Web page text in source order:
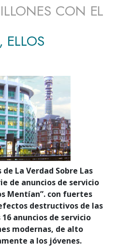
CON EL
ELLOS
La Verdad Sobre Las
de anuncios de servicio
Mentían”. con fuertes
destructivos de las
anuncios de servicio
modernas, de alto
a los jóvenes.